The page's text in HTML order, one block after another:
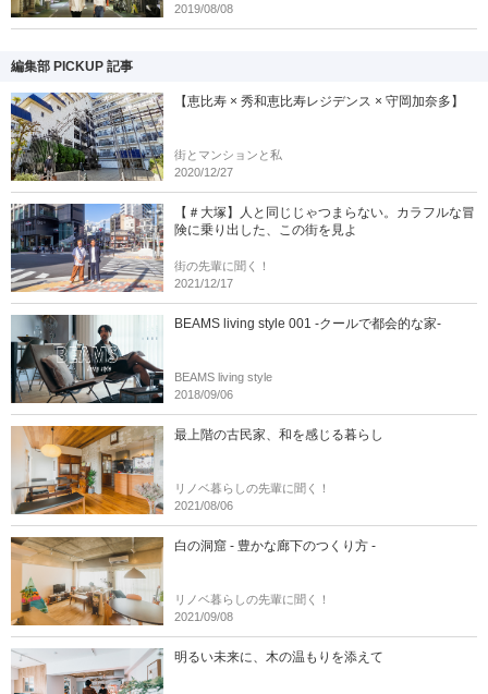
2019/08/08
編集部 PICKUP 記事
【恵比寿 × 秀和恵比寿レジデンス × 守岡加奈多】
街とマンションと私
2020/12/27
【＃大塚】人と同じじゃつまらない。カラフルな冒
険に乗り出した、この街を見よ
街の先輩に聞く！
2021/12/17
BEAMS living style 001 -クールで都会的な家-
BEAMS living style
2018/09/06
最上階の古民家、和を感じる暮らし
リノベ暮らしの先輩に聞く！
2021/08/06
白の洞窟 - 豊かな廊下のつくり方 -
リノベ暮らしの先輩に聞く！
2021/09/08
明るい未来に、木の温もりを添えて